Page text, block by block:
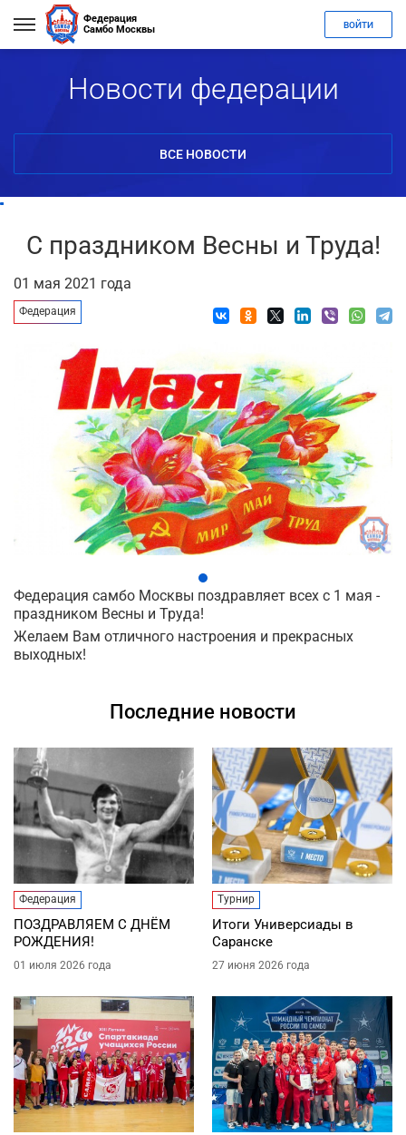
Федерация
Самбо Москвы
ВОЙТИ
Новости федерации
ВСЕ НОВОСТИ
С праздником Весны и Труда!
01 мая 2021 года
Федерация
Федерация самбо Москвы поздравляет всех с 1 мая -
праздником Весны и Труда!
Желаем Вам отличного настроения и прекрасных
выходных!
Последние новости
Федерация
ПОЗДРАВЛЯЕМ С ДНЁМ
РОЖДЕНИЯ!
01 июля 2026 года
Турнир
Итоги Универсиады в
Саранске
27 июня 2026 года